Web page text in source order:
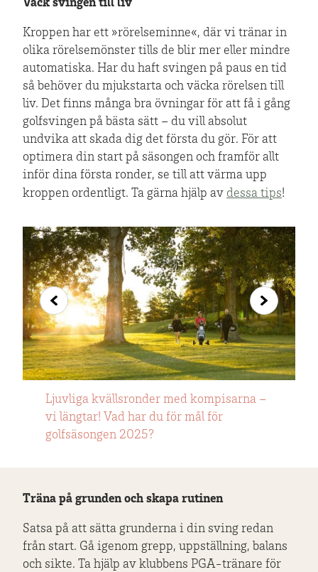
Väck svingen till liv
Kroppen har ett »rörelseminne«, där vi tränar in
olika rörelsemönster tills de blir mer eller mindre
automatiska. Har du haft svingen på paus en tid
så behöver du mjukstarta och väcka rörelsen till
liv. Det finns många bra övningar för att få i gång
golfsvingen på bästa sätt – du vill absolut
undvika att skada dig det första du gör. För att
optimera din start på säsongen och framför allt
inför dina första ronder, se till att värma upp
kroppen ordentligt. Ta gärna hjälp av dessa tips!
Ljuvliga kvällsronder med kompisarna –
vi längtar! Vad har du för mål för
golfsäsongen 2025?
Vindmölla i blickfång på Båstad
Golfklubbs gamla bana.
Inbjudande sceneri på Landskrona
Golfklubb. Vem vill inte slå ut här?
Träna på grunden och skapa rutinen
Satsa på att sätta grunderna i din sving redan
från start. Gå igenom grepp, uppställning, balans
och sikte. Ta hjälp av klubbens PGA-tränare för